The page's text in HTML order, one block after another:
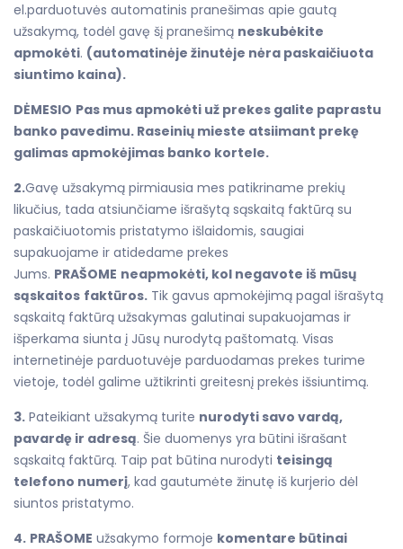
el.parduotuvės automatinis pranešimas apie gautą
užsakymą, todėl gavę šį pranešimą neskubėkite
apmokėti. (automatinėje žinutėje nėra paskaičiuota
siuntimo kaina).
DĖMESIO Pas mus apmokėti už prekes galite paprastu
banko pavedimu. Raseinių mieste atsiimant prekę
galimas apmokėjimas banko kortele.
2.Gavę užsakymą pirmiausia mes patikriname prekių
likučius, tada atsiunčiame išrašytą sąskaitą faktūrą su
paskaičiuotomis pristatymo išlaidomis, saugiai
supakuojame ir atidedame prekes
Jums. PRAŠOME neapmokėti, kol negavote iš mūsų
sąskaitos faktūros. Tik gavus apmokėjimą pagal išrašytą
sąskaitą faktūrą užsakymas galutinai supakuojamas ir
išperkama siunta į Jūsų nurodytą paštomatą. Visas
internetinėje parduotuvėje parduodamas prekes turime
vietoje, todėl galime užtikrinti greitesnį prekės išsiuntimą.
3. Pateikiant užsakymą turite nurodyti savo vardą,
pavardę ir adresą. Šie duomenys yra būtini išrašant
sąskaitą faktūrą. Taip pat būtina nurodyti teisingą
telefono numerį, kad gautumėte žinutę iš kurjerio dėl
siuntos pristatymo.
4. PRAŠOME užsakymo formoje komentare būtinai